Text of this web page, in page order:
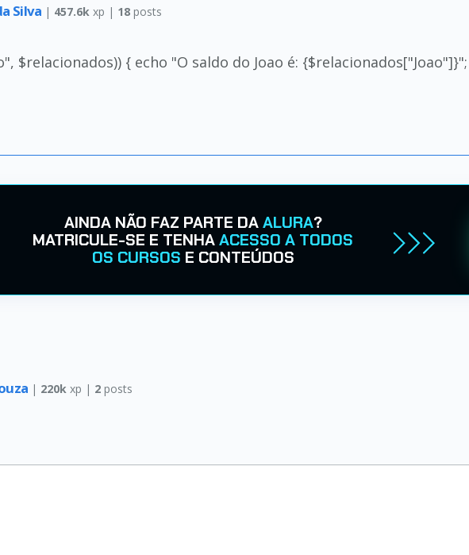
Silva | 457.6k xp | 18 posts
$relacionados)) { echo "O saldo do Joao é:
AINDA NÃO FAZ PARTE DAALURA?
MATRICULE-SE E TENHAACESSO A TODOS
OS CURSOS E CONTEÚDOS
| 220k xp | 2posts